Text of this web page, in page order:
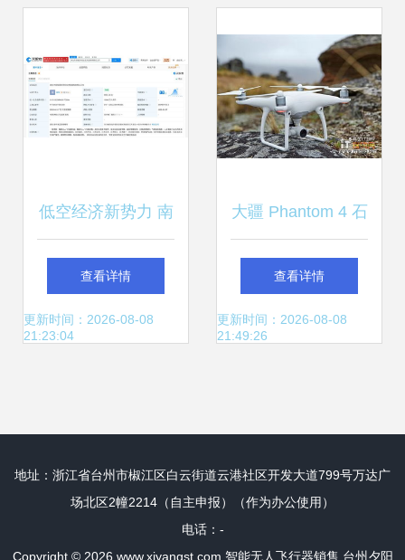
低空经济新势力 南
充安智创科携1亿
注册资本进军智能
查看详情
更新时间：2026-08-08
21:23:04
大疆 Phantom 4 石
家庄促销 8999元
送电池，智能飞行
查看详情
更新时间：2026-08-08
21:49:26
地址：浙江省台州市椒江区白云街道云港社区开发大道799号万达广
场北区2幢2214（自主申报）（作为办公使用）
电话：-
Copyright © 2026 www.xiyangst.com 智能无人飞行器销售 台州夕阳